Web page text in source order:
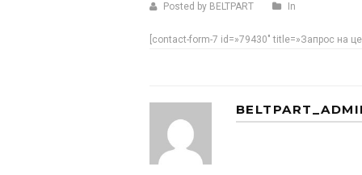
Posted by BELTPART In
[contact-form-7 id=»79430″ title=»Запрос на